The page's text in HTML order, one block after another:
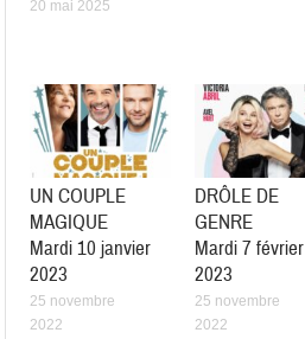
20 mai 2025
UN COUPLE
MAGIQUE
Mardi 10 janvier
2023
25 novembre
2022
DRÔLE DE
GENRE
Mardi 7 février
2023
25 novembre
2022